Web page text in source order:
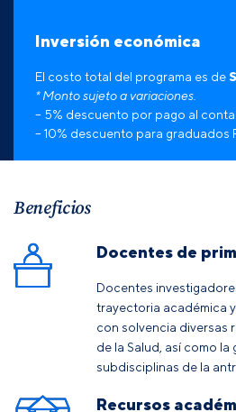
Inversión económica
El costo total del programa es de
* Monto sujeto a variaciones.
– 5% descuento por pago al
– 10% descuento para graduados
Beneficios
Docentes de
Docentes
trayectoria académica
con solvencia diversas
de la Salud, así como
subdisciplinas de la
Recursos